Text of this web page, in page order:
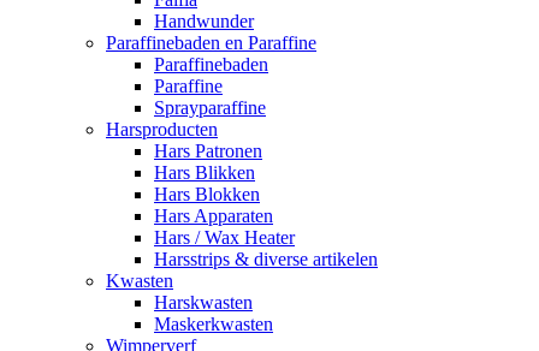
Handwunder
Paraffinebaden en Paraffine
Paraffinebaden
Paraffine
Sprayparaffine
Harsproducten
Hars Patronen
Hars Blikken
Hars Blokken
Hars Apparaten
Hars / Wax Heater
Harsstrips & diverse artikelen
Kwasten
Harskwasten
Maskerkwasten
Wimperverf